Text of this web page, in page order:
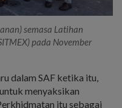
semasa Latihan
pada November
dalam SAF ketika itu,
menyaksikan
itu sebagai